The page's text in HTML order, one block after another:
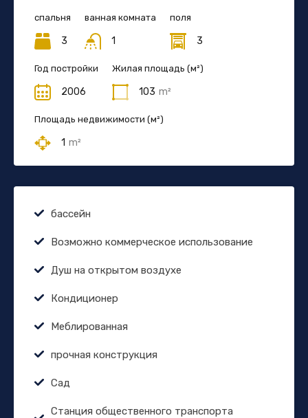
спальня
3
ванная комната
1
поля
3
Год постройки
2006
Жилая площадь (м²)
103 m²
Площадь недвижимости (м²)
1 m²
бассейн
Возможно коммерческое использование
Душ на открытом воздухе
Кондиционер
Меблированная
прочная конструкция
Сад
Станция общественного транспорта